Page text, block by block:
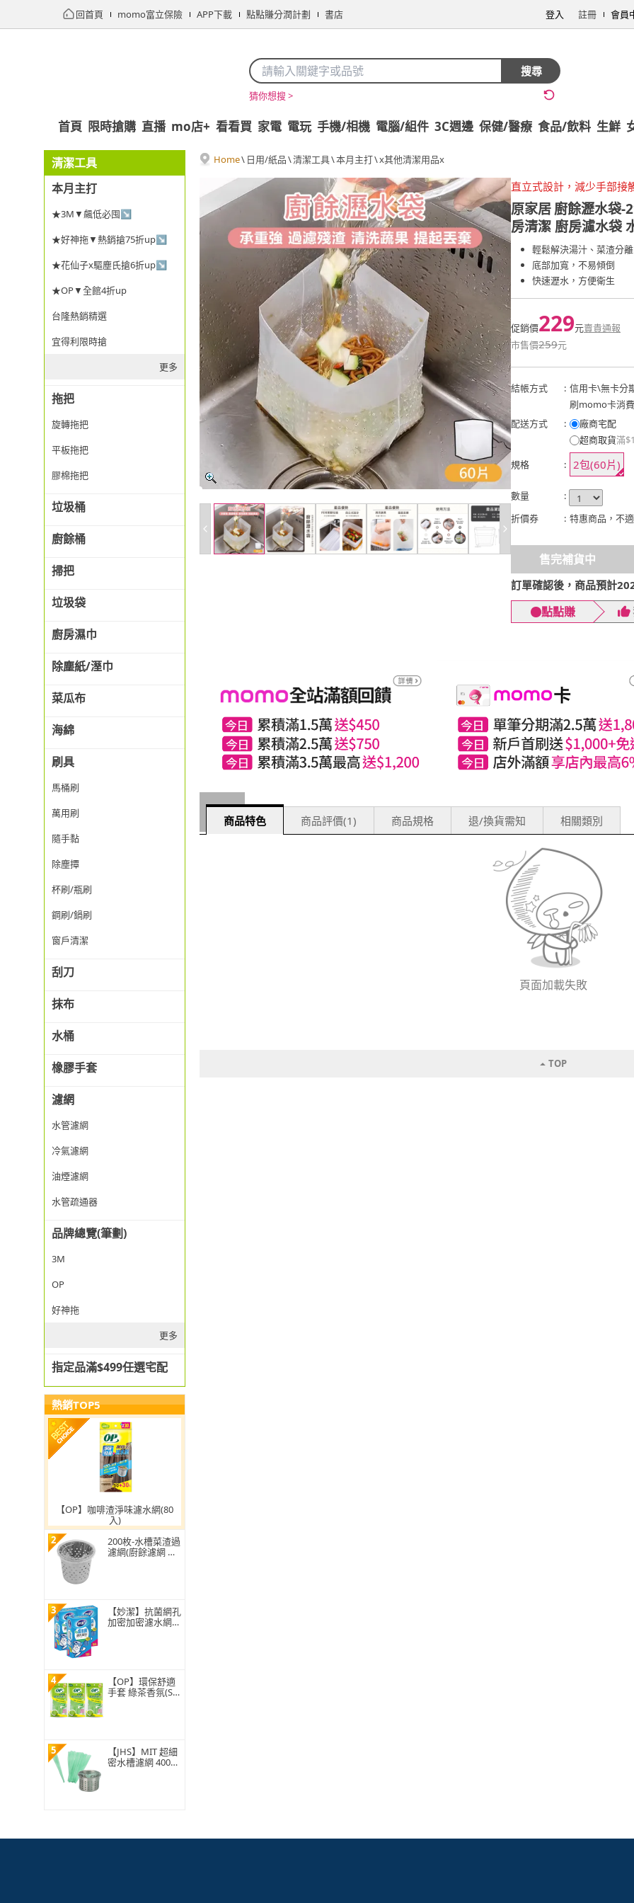
回首頁 momo富立保險 APP下載 點點賺分潤計劃 書店 登入 註冊 會員
搜尋
猜你想搜 >
首頁 限時搶購 直播 mo店+ 看看買 家電 電玩 手機/相機 電腦/組件 3C週邊 保健/醫療 食品/飲料 生鮮
清潔工具
本月主打
★3M▼飆低必囤↘
★好神拖▼熱銷搶75折up↘
★花仙子x驅塵氏搶6折up↘
★OP▼全館4折up
台隆熱銷精選
宜得利限時搶
更多
拖把
旋轉拖把
平板拖把
膠棉拖把
垃圾桶
廚餘桶
掃把
垃圾袋
廚房濕巾
除塵紙/溼巾
菜瓜布
海綿
刷具
馬桶刷
萬用刷
隨手黏
除塵撢
杯刷/瓶刷
鋼刷/鍋刷
窗戶清潔
刮刀
抹布
水桶
橡膠手套
濾網
水管濾網
冷氣濾網
油煙濾網
水管疏通器
品牌總覽(筆劃)
3M
OP
好神拖
更多
指定品滿$499任選宅配
熱銷TOP5
【OP】咖啡渣淨味濾水網(80
入)
2
200枚-水槽菜渣過
濾網(廚餘濾網 菜
3
【妙潔】抗菌網孔
加密加密濾水網-
4
【OP】環保舒適
手套 綠茶香氛(S/
5
【JHS】MIT 超細
密水槽濾網 400入
Home\ 日用/紙品\清潔工具\本月主打\x其他清潔用品x
直立式設計，減少手部接
原家居廚餘瀝水袋-
房清潔 廚房濾水袋
輕鬆解決湯汁、菜渣分
底部加寬，不易傾倒
快速瀝水，方便衛生
促銷價229元賣貴通報
市售價259元
結帳方式 : 信用卡\無卡分
刷momo卡消
配送方式
:
廠商宅配
超商取貨滿
規格
: 2包(60片)
數量
:
折價券
: 特惠商品，不
售完補貨中
訂單確認後，商品預計
點點賺
商品特色 商品評價(1) 商品規格 退/換貨需知 相關類別
頁面加載失敗
TOP